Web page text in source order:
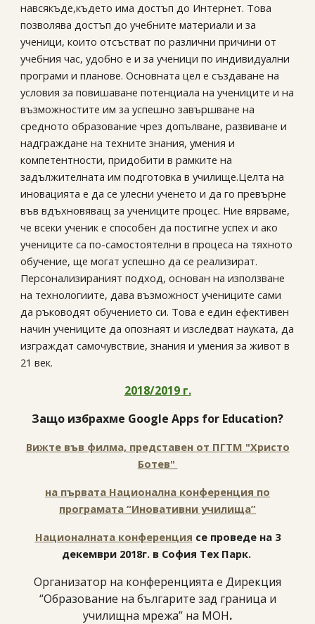
навсякъде,където има достъп до Интернет. Това
позволява достъп до учебните материали и за
ученици, които отсъстват по различни причини от
учебния час, удобно е и за ученици по индивидуални
програми и планове. Основната цел е създаване на
условия за повишаване потенциала на учениците и на
възможностите им за успешно завършване на
средното образование чрез допълване, развиване и
надграждане на техните знания, умения и
компетентности, придобити в рамките на
задължителната им подготовка в училище.Целта на
иновацията е да се улесни ученето и да го превърне
във вдъхновяващ за учениците процес. Ние вярваме,
че всеки ученик е способен да постигне успех и ако
учениците са по-самостоятелни в процеса на тяхното
обучение, ще могат успешно да се реализират.
Персонализираният подход, основан на използване
на технологиите, дава възможност учениците сами
да ръководят обучението си. Това е един ефективен
начин учениците да опознаят и изследват науката, да
изграждат самочувствие, знания и умения за живот в
21 век.
2018/2019 г.
Защо избрахме Google Apps for Education?
Вижте във филма, представен от ПГТМ "Христо
Ботев"
на първата Национална конференция по
програмата “Иновативни училища”
Националната конференция се проведе на 3
декември 2018г. в София Тех Парк.
Организатор на конференцията е Дирекция
“Образование на българите зад граница и
училищна мрежа” на МОН.